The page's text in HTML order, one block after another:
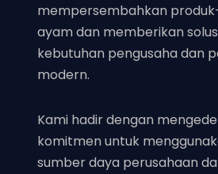
mempersembahkan
ayam dan memberikan
kebutuhan pengusaha dan
modern.
Kami hadir dengan
komitmen untuk
sumber daya perusahaan